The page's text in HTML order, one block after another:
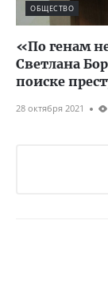
ОБЩЕСТВО
«По генам
Светлана
поиске
28 октября 2021